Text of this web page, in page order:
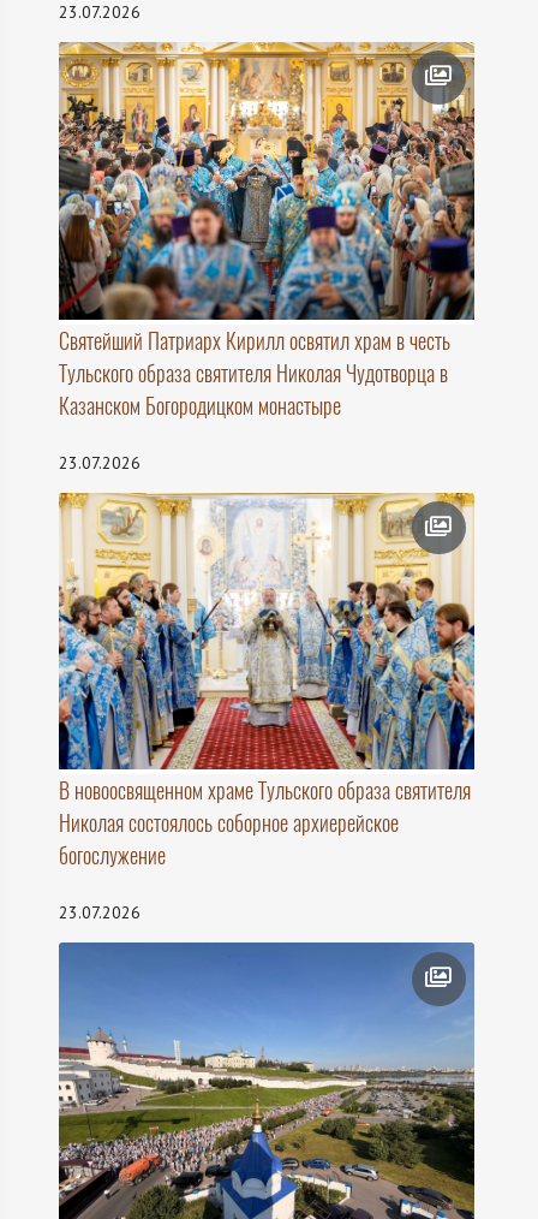
23.07.2026
Святейший Патриарх Кирилл освятил храм в честь
Тульского образа святителя Николая Чудотворца в
Казанском Богородицком монастыре
23.07.2026
В новоосвященном храме Тульского образа святителя
Николая состоялось соборное архиерейское
богослужение
23.07.2026